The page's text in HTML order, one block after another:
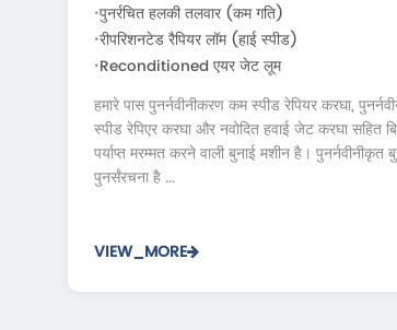
पुनर्रचित हलकी तलवार (कम गति)
रीपरिशनटेड रैपियर लॉम (हाई स्पीड)
Reconditioned एयर जेट लूम
हमारे पास पुनर्नवीनीकरण कम स्पीड रेपियर करघा,
स्पीड रेपिएर करघा और नवोदित हवाई जेट करघा सहित
पर्याप्त मरम्मत करने वाली बुनाई मशीन है। पुनर्नवीनीकृत
पुनर्संरचना है ...
VIEW_MORE